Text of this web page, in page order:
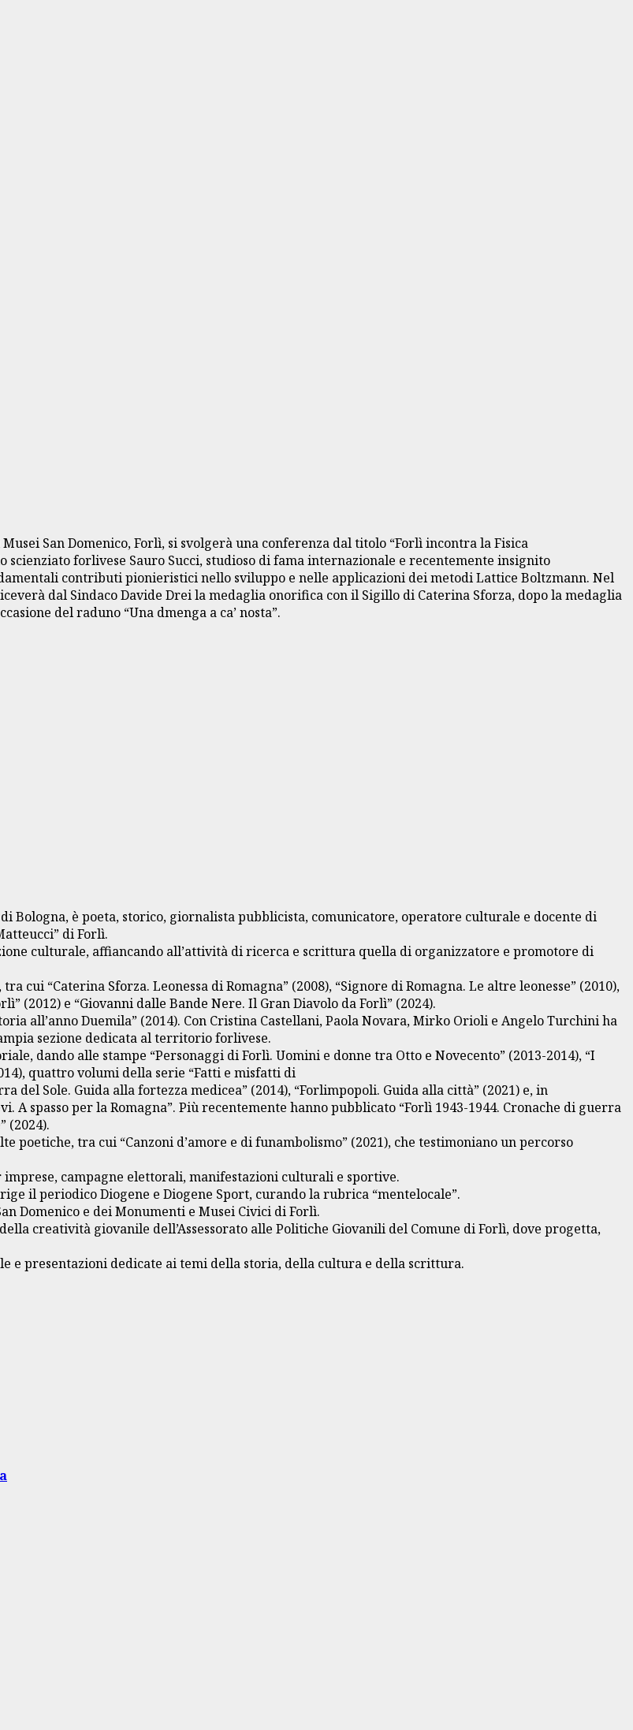
San Domenico, Forlì, si svolgerà una conferenza dal titolo “Forlì incontra la Fisica
forlivese Sauro Succi, studioso di fama internazionale e recentemente insignito
contributi pionieristici nello sviluppo e nelle applicazioni dei metodi Lattice Boltzmann. Nel
dal Sindaco Davide Drei la medaglia onorifica con il Sigillo di Caterina Sforza, dopo la medaglia
del raduno “Una dmenga a ca’ nosta”.
Bologna, è poeta, storico, giornalista pubblicista, comunicatore, operatore culturale e docente di
di Forlì.
culturale, affiancando all’attività di ricerca e scrittura quella di organizzatore e promotore di
cui “Caterina Sforza. Leonessa di Romagna” (2008), “Signore di Romagna. Le altre leonesse” (2010),
(2012) e “Giovanni dalle Bande Nere. Il Gran Diavolo da Forlì” (2024).
all’anno Duemila” (2014). Con Cristina Castellani, Paola Novara, Mirko Orioli e Angelo Turchini ha
sezione dedicata al territorio forlivese.
dando alle stampe “Personaggi di Forlì. Uomini e donne tra Otto e Novecento” (2013-2014), “I
quattro volumi della serie “Fatti e misfatti di
del Sole. Guida alla fortezza medicea” (2014), “Forlimpopoli. Guida alla città” (2021) e, in
A spasso per la Romagna”. Più recentemente hanno pubblicato “Forlì 1943-1944. Cronache di guerra
(2024).
tra cui “Canzoni d’amore e di funambolismo” (2021), che testimoniano un percorso
campagne elettorali, manifestazioni culturali e sportive.
il periodico Diogene e Diogene Sport, curando la rubrica “mentelocale”.
Domenico e dei Monumenti e Musei Civici di Forlì.
creatività giovanile dell’Assessorato alle Politiche Giovanili del Comune di Forlì, dove progetta,
e presentazioni dedicate ai temi della storia, della cultura e della scrittura.